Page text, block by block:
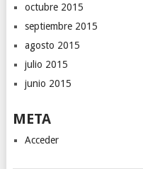
octubre 2015
septiembre 2015
agosto 2015
julio 2015
junio 2015
META
Acceder